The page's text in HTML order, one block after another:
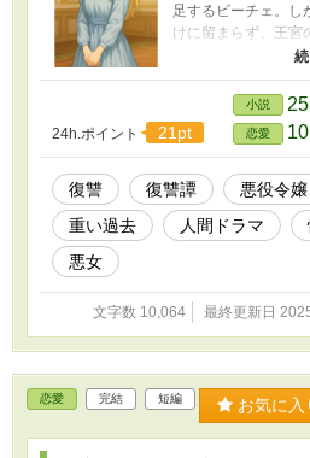
足するビーチェ。し
けに留まらず、王宮
った。 ■主人公は、
原作ヒロインのポジ
AI （ChatGPT）
24h.ポイント 21pt
小説
恋愛
復讐 復讐譚 悪役令
重い過去
人間ドラマ
悪女
文字数 10,064 最終更新日
恋愛 完結 短編 お気に入